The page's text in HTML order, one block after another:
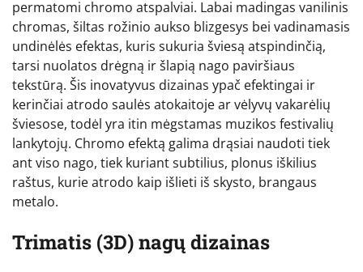
permatomi chromo atspalviai. Labai madingas vanilinis
chromas, šiltas rožinio aukso blizgesys bei vadinamasis
undinėlės efektas, kuris sukuria šviesą atspindinčią,
tarsi nuolatos drėgną ir šlapią nago paviršiaus
tekstūrą. Šis inovatyvus dizainas ypač efektingai ir
kerinčiai atrodo saulės atokaitoje ar vėlyvų vakarėlių
šviesose, todėl yra itin mėgstamas muzikos festivalių
lankytojų. Chromo efektą galima drąsiai naudoti tiek
ant viso nago, tiek kuriant subtilius, plonus iškilius
raštus, kurie atrodo kaip išlieti iš skysto, brangaus
metalo.
Trimatis (3D) nagų dizainas